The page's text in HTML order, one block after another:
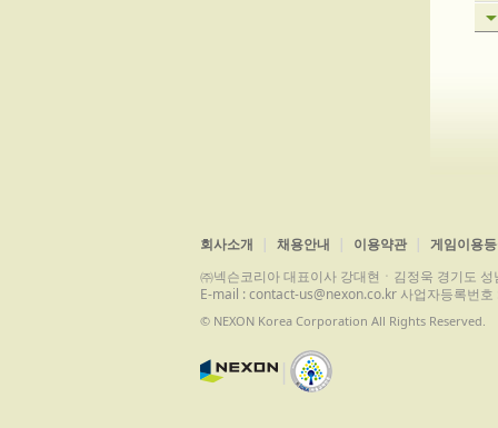
회사소개 채용안내 이용약관
게임이용
㈜넥슨코리아 대표이사 강대현ㆍ김정욱 경기도
E-mail : contact-us@nexon.co.kr 사업자등록번
© NEXON Korea Corporation All Rights Reserved.
|